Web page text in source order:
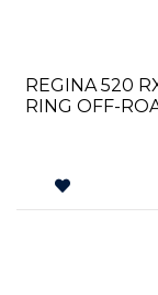
REGINA 520
RING OFF-